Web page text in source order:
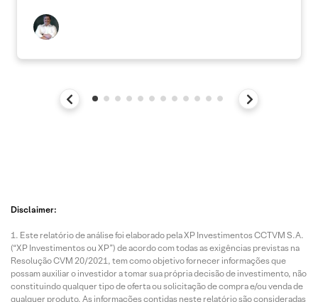
Disclaimer:
Este relatório de análise foi elaborado pela XP Investimentos CCTVM S.A.
(“XP Investimentos ou XP”) de acordo com todas as exigências previstas na
Resolução CVM 20/2021, tem como objetivo fornecer informações que
possam auxiliar o investidor a tomar sua própria decisão de investimento, não
constituindo qualquer tipo de oferta ou solicitação de compra e/ou venda de
qualquer produto. As informações contidas neste relatório são consideradas